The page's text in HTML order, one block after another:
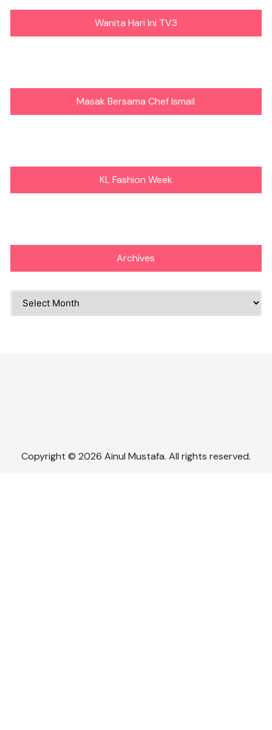
Wanita Hari Ini TV3
Masak Bersama Chef Ismail
KL Fashion Week
Archives
Archives
Copyright © 2026 Ainul Mustafa. All rights reserved.